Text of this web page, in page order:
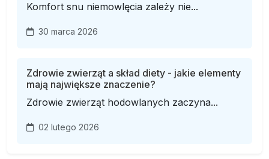
Komfort snu niemowlęcia zależy nie...
30 marca 2026
Zdrowie zwierząt a skład diety - jakie elementy
mają największe znaczenie?
Zdrowie zwierząt hodowlanych zaczyna...
02 lutego 2026